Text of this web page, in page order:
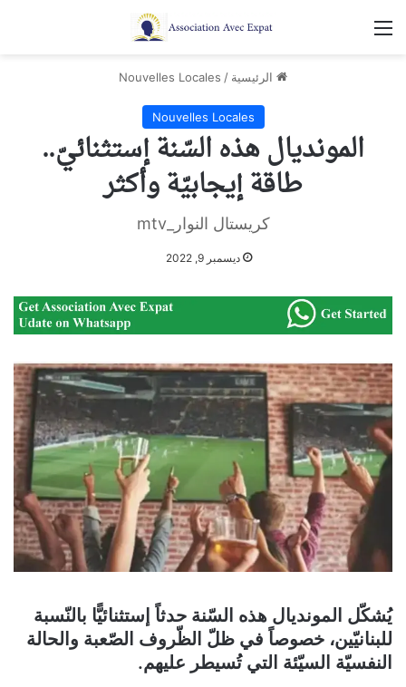
القائمة
الرئيسية /
Nouvelles Locales
Nouvelles Locales
المونديال هذه السّنة إستثنائيّ..
طاقة إيجابيّة وأكثر
كريستال النوار_mtv
ديسمبر 9, 2022
يُشكّل المونديال هذه السّنة حدثاً إستثنائيًّا بالنّسبة
للبنانيّين، خصوصاً في ظلّ الظّروف الصّعبة والحالة
النفسيّة السيّئة التي تُسيطر عليهم.